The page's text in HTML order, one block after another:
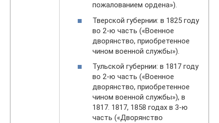
пожалованием ордена»).
Тверской губернии: в 1825 году
во 2-ю часть («Военное
дворянство, приобретенное
чином военной службы»).
Тульской губернии: в 1817 году
во 2-ю часть («Военное
дворянство, приобретенное
чином военной службы»), в
1817. 1817, 1858 годах в 3-ю
часть («Дворянство